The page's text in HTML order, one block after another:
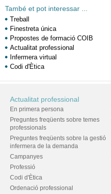
També et pot interessar ...
Treball
Finestreta única
Propostes de formació COIB
Actualitat professional
Infermera virtual
Codi d'Ètica
Actualitat professional
En primera persona
Preguntes freqüents sobre temes
professionals
Preguntes freqüents sobre la gestió
infermera de la demanda
Campanyes
Professió
Codi d'Ètica
Ordenació professional